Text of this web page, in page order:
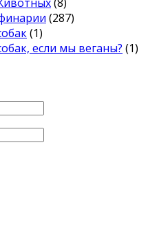
(287)
(1)
если мы веганы? (1)